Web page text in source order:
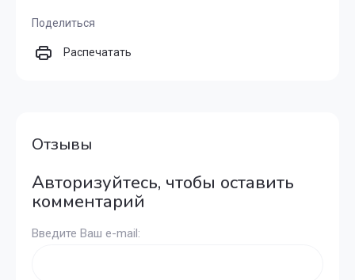
Поделиться
Распечатать
Отзывы
Авторизуйтесь, чтобы оставить
комментарий
Введите Ваш e-mail: